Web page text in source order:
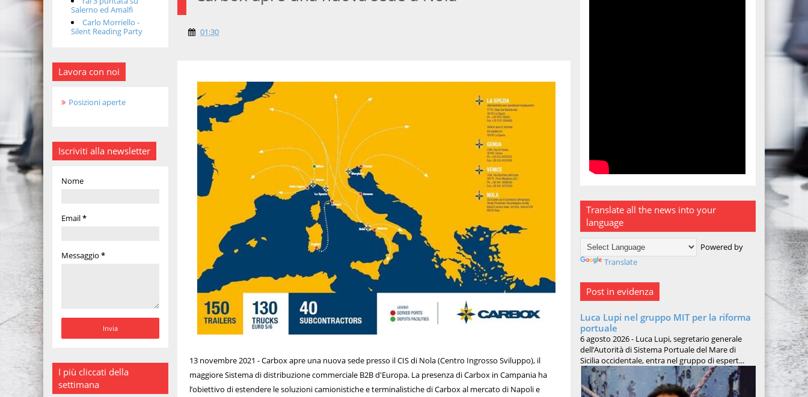
Salerno ed Amalfi
Carlo Morriello -
Silent Reading Party
Lavora con noi
Posizioni aperte
Iscriviti alla newsletter
Nome
Email*
Messaggio *
I più cliccati della
settimana
01:30
13 novembre 2021 - Carbox apre una nuova sede presso il CIS di Nola (Centro Ingrosso Sviluppo), il
maggiore Sistema di distribuzione commerciale B2B d'Europa. La presenza di Carbox in Campania ha
l’obiettivo di estendere le soluzioni camionistiche e terminalistiche di Carbox al mercato di Napoli e
Translate all the news into your
language
Powered by
Translate
Post in evidenza
Luca Lupi nel gruppo MIT per la riforma
portuale
6 agosto 2026 - Luca Lupi, segretario generale
dell’Autorità di Sistema Portuale del Mare di
Sicilia occidentale, entra nel gruppo di espert...